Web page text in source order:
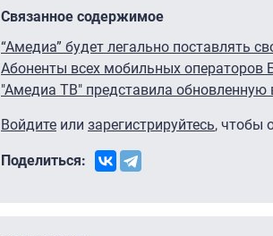
Связанное содержимое
“Амедиа” будет легально поставлять
Абоненты всех мобильных операторов
"Амедиа ТВ" представила обновленную
Войдите или зарегистрируйтесь, чтобы
Поделиться: